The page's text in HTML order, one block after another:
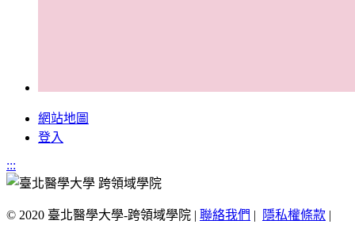
網站地圖
登入
:::
© 2020 臺北醫學大學-跨領域學院 | 聯絡我們 | 隱私權條款 |